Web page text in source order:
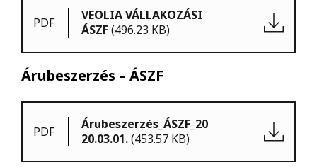
PDF
VEOLIA VÁLLAKOZÁSI
ÁSZF(496.23 KB)
Árubeszerzés – ÁSZF
PDF
Árubeszerzés_ÁSZF_20
20.03.01.(453.57 KB)